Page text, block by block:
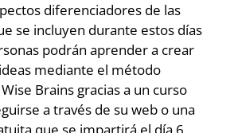
diferenciadores de las
se incluyen durante estos días
podrán aprender a crear
mediante el método
Brains gracias a un curso
a través de su web o una